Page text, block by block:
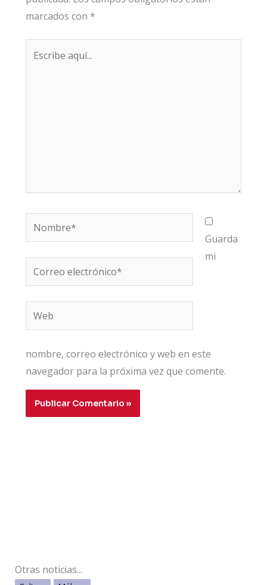
marcados con *
Nombre*
Correo
electrónico*
Web
Guarda
mi
nombre, correo electrónico y web en este
navegador para la próxima vez que comente.
Otras noticias...